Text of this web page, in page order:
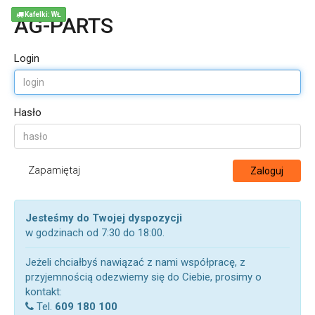
AG-PARTS
Login
Hasło
Zapamiętaj Zaloguj
Jesteśmy do Twojej dyspozycji
w godzinach od 7:30 do 18:00.
Jeżeli chciałbyś nawiązać z nami współpracę, z
przyjemnością odezwiemy się do Ciebie, prosimy o
kontakt:
Tel. 609 180 100
Kafelki: WŁ